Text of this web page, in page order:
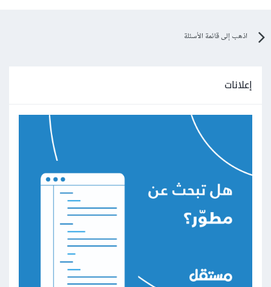
اذهب إلى قائمة الأسئلة
إعلانات